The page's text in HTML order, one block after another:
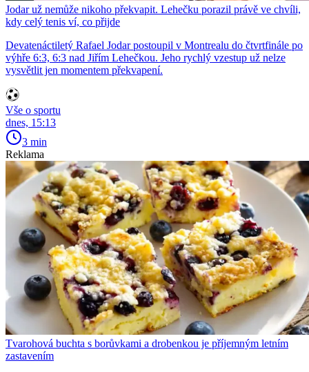
Jodar už nemůže nikoho překvapit. Lehečku porazil právě ve chvíli,
kdy celý tenis ví, co přijde
Devatenáctiletý Rafael Jodar postoupil v Montrealu do čtvrtfinále po
výhře 6:3, 6:3 nad Jiřím Lehečkou. Jeho rychlý vzestup už nelze
vysvětlit jen momentem překvapení.
Vše o sportu
dnes, 15:13
3 min
Reklama
Tvarohová buchta s borůvkami a drobenkou je příjemným letním
zastavením